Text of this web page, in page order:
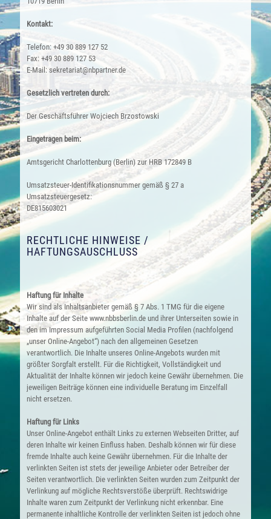
Kontakt:
Telefon: +49 30 889 127 52
Fax: +49 30 889 127 53
E-Mail: sekretariat@nbpartner.de
Gesetzlich vertreten durch:
Der Geschäftsführer Wojciech Brzostowski
Eingetragen beim:
Amtsgericht Charlottenburg (Berlin) zur HRB 172849 B
Umsatzsteuer-Identifikationsnummer gemäß § 27 a
Umsatzsteuergesetz:
DE815603021
RECHTLICHE HINWEISE /
HAFTUNGSAUSCHLUSS
Haftung für Inhalte
Wir sind als Inhaltsanbieter gemäß § 7 Abs. 1 TMG für die eigene
Inhalte auf der Seite www.nbbsberlin.de und ihrer Unterseiten sowie in
den im Impressum aufgeführten Social Media Profilen (nachfolgend
„unser Online-Angebot“) nach den allgemeinen Gesetzen
verantwortlich. Die Inhalte unseres Online-Angebots wurden mit
größter Sorgfalt erstellt. Für die Richtigkeit, Vollständigkeit und
Aktualität der Inhalte können wir jedoch keine Gewähr übernehmen. Die
jeweiligen Beiträge können eine individuelle Beratung im Einzelfall
nicht ersetzen.
Haftung für Links
Unser Online-Angebot enthält Links zu externen Webseiten Dritter, auf
deren Inhalte wir keinen Einfluss haben. Deshalb können wir für diese
fremde Inhalte auch keine Gewähr übernehmen. Für die Inhalte der
verlinkten Seiten ist stets der jeweilige Anbieter oder Betreiber der
Seiten verantwortlich. Die verlinkten Seiten wurden zum Zeitpunkt der
Verlinkung auf mögliche Rechtsverstöße überprüft. Rechtswidrige
Inhalte waren zum Zeitpunkt der Verlinkung nicht erkennbar. Eine
permanente inhaltliche Kontrolle der verlinkten Seiten ist jedoch ohne